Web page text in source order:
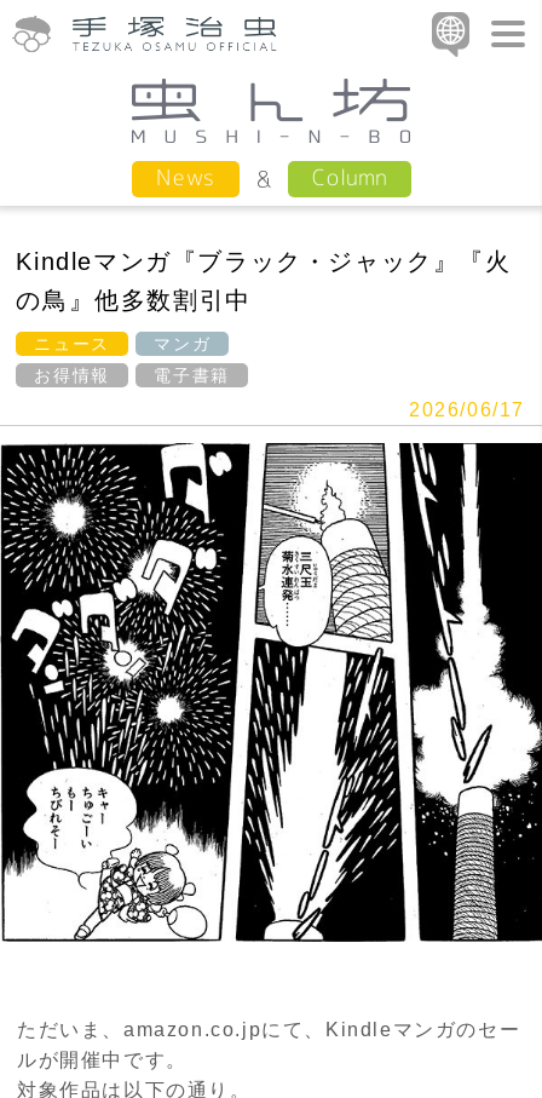
News Column
Kindleマンガ『ブラック・ジャック』『火
の鳥』他多数割引中
ニュース
マンガ
お得情報
電子書籍
2026/06/17
ただいま、amazon.co.jpにて、Kindleマンガのセー
ルが開催中です。
対象作品は以下の通り。